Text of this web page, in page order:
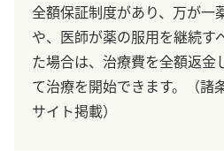
全額保証制度があり、万が一
や、医師が薬の服用を継続す
た場合は、治療費を全額返金
て治療を開始できます。（諸
サイト掲載）